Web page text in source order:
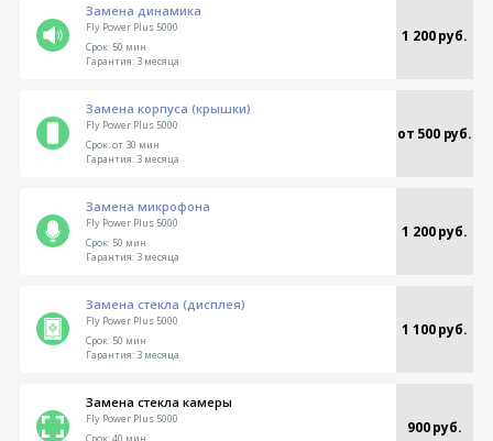
Замена динамика
Fly Power Plus 5000 1 200 руб.
Срок:50 мин
Гарантия:3 месяца
Замена корпуса (крышки)
Fly Power Plus 5000 от 500 руб.
Срок:от 30 мин
Гарантия:3 месяца
Замена микрофона
Fly Power Plus 5000 1 200 руб.
Срок:50 мин
Гарантия:3 месяца
Замена стекла (дисплея)
Fly Power Plus 5000 1 100 руб.
Срок:50 мин
Гарантия:3 месяца
Замена стекла камеры
Fly Power Plus 5000 900 руб.
Срок:40 мин